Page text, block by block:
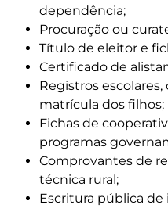
dependência;
Procuração ou
Título de eleitor e
Certificado de
Registros
matrícula dos filhos;
Fichas de
programas
Comprovantes de
técnica rural;
Escritura pública